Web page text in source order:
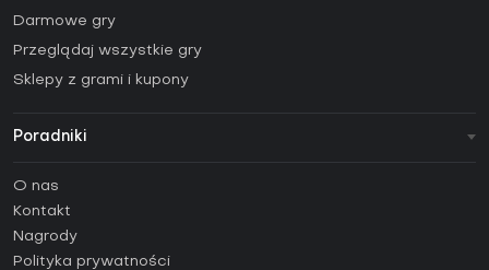
Darmowe gry
Przeglądaj wszystkie gry
Sklepy z grami i kupony
Poradniki
Poradniki
Jak aktywować klucz Steam (CD Key)?
Jak aktywować klucz Epic Games (CD Key)?
O nas
Kontakt
Nagrody
Polityka prywatności